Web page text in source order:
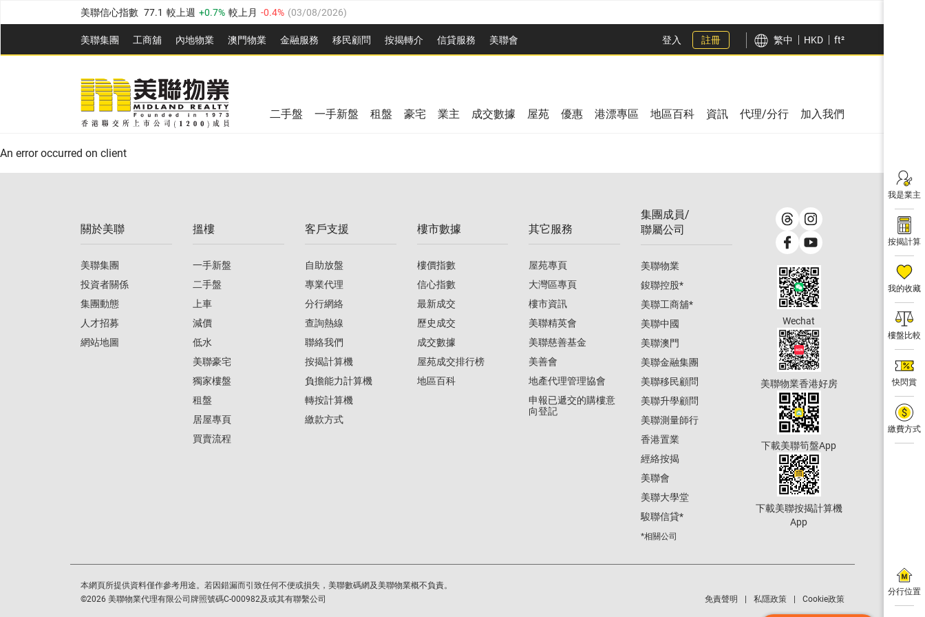
美聯信心指數 77.1 較上週 0.7% 較上月 -0.4% (03/08/2026)
全港樓價指數 149.1 較上週 0% 較上月 0.4% (03/08/2026)
港島樓價指數 157.4 較上週 -0.3% 較上月 -0.8% (03/08/2026)
九龍樓價指數 156.4 較上週 -0.1%
新界樓價指數 134.8 較上週 0.1% 0.9% 03/08/2026
美聯信心指數 77.1 較上週 0.7% 較上月
美聯集團 工商舖 內地物業 澳門物業 金融服務 移民顧問 按揭轉介 信貸服務 美聯會
全港樓價指數 149.1 較上週 0% 較上月
美聯信心指數 較上週 0.7% 03/08/2026)
登入 註冊 繁中 HKD ft²
我是業主
按揭計算
我的收藏
樓盤比較
快閃賞
繳費方式
分行位置
二手盤 一手新盤 租盤 豪宅 業主 成交數據 屋苑 優惠 港漂專區 地區百科 資訊 代理/分行 加入我們
An error occurred on client
關於美聯
美聯集團
投資者關係
集團動態
人才招募
網站地圖
搵樓
一手新盤
二手盤
上車
減價
低水
美聯豪宅
獨家樓盤
租盤
居屋專頁
買賣流程
客戶支援
自助放盤
專業代理
分行網絡
查詢熱線
聯絡我們
按揭計算機
負擔能力計算機
轉按計算機
繳款方式
樓市數據
樓價指數
信心指數
最新成交
歷史成交
成交數據
屋苑成交排行榜
地區百科
其它服務
屋苑專頁
大灣區專頁
樓市資訊
美聯精英會
美聯慈善基金
美善會
地產代理管理協會
申報已遞交的購樓意
向登記
集團成員/
聯屬公司
美聯物業
鋑聯控股*
美聯工商舖*
美聯中國
美聯澳門
美聯金融集團
美聯移民顧問
美聯升學顧問
美聯測量師行
香港置業
經絡按揭
美聯會
美聯大學堂
駿聯信貸*
*相關公司
Wechat
美聯物業香港好房
下載美聯筍盤App
下載美聯按揭計算機
App
本網頁所提供資料僅作參考用途。若因錯漏而引致任何不便或損失，美聯數碼網及美聯物業概不負責。
©2026 美聯物業代理有限公司牌照號碼C-000982及或其有聯繫公司 免責聲明 私隱政策 Cookie政策